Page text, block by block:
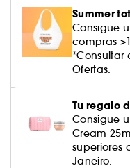
Westman Atelier
Tarte
Rare Beauty
Sephora Collection
Crema de color
Leche desmaquillante
Agua micelar
Toallitas
Estuches de rostro
Aceite
Leche
Tratamiento anti-
Tratamiento
Tratamiento
Dispositivo belleza
Dispositivos &
Ver todo
Contorno de ojos
Cuidado hidratante
Cuidado anti-edad
Cuidado facial
Ver todo
Cuerpo
Cuidado facial
Solares
Tratamiento
¡Prueba...primero!
Gel afeitado &
Perfume fresco
Perfume amaderado
Perfume con vainilla
¡Prueba... primero!
Cabello sin brillo
Brillo & suavidad
Cuidado del cuero
Protector solar
Anti-caspa
efectivos
Cuidado cuero
Summer
Consigue
compras
*Consultar
Ofertas.
Tu regalo
Consigue
Cream
superiores
Janeiro.